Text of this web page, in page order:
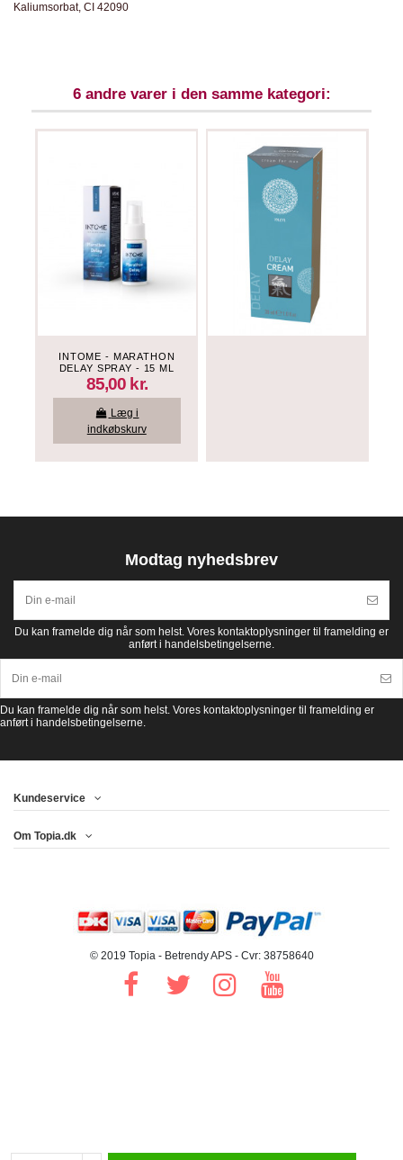
Kaliumsorbat, CI 42090
6 andre varer i den samme kategori:
INTOME - MARATHON
DELAY SPRAY - 15 ML
85,00 kr.
Læg i
indkøbskurv
Modtag nyhedsbrev
Du kan framelde dig når som helst. Vores kontaktoplysninger til framelding er
anført i handelsbetingelserne.
Du kan framelde dig når som helst. Vores kontaktoplysninger til framelding er
anført i handelsbetingelserne.
Kundeservice
Om Topia.dk
© 2019 Topia - Betrendy APS - Cvr: 38758640